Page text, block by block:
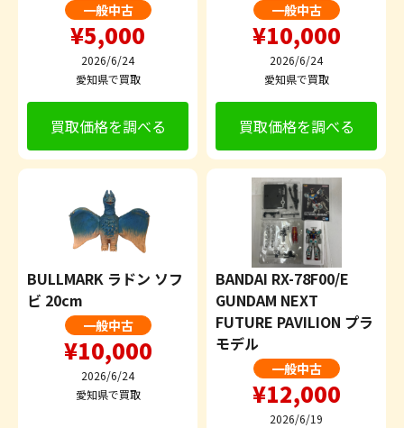
一般中古
¥5,000
2026/6/24
愛知県で買取
買取価格を調べる
一般中古
¥10,000
2026/6/24
愛知県で買取
買取価格を調べる
BULLMARK ラドン ソフ
ビ 20cm
一般中古
¥10,000
2026/6/24
愛知県で買取
BANDAI RX-78F00/E
GUNDAM NEXT
FUTURE PAVILION プラ
モデル
一般中古
¥12,000
2026/6/19